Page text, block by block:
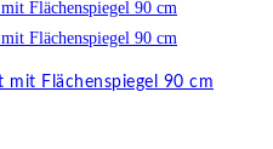
mit Flächenspiegel 90 cm